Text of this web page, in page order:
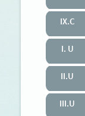
IX.C
I. U
II.U
III.U